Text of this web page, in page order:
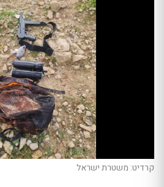
קרדיט: משטרת ישראל